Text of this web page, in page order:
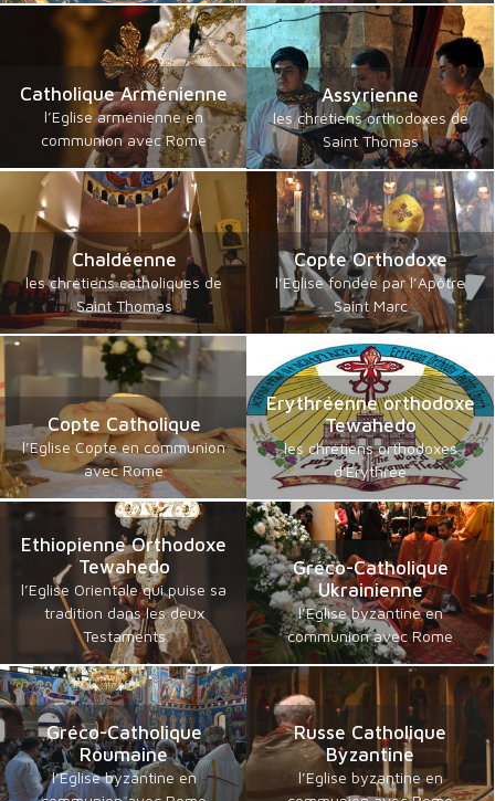
Catholique Arménienne
l’Eglise arménienne en
communion avec Rome
Assyrienne
les chrétiens orthodoxes de
Saint Thomas
Chaldéenne
les chrétiens catholiques de
Saint Thomas
Copte Orthodoxe
l’Eglise fondée par l’Apôtre
Saint Marc
Copte Catholique
l’Eglise Copte en communion
avec Rome
Erythréenne orthodoxe
Tewahedo
les chrétiens orthodoxes
d'Erythrée
Ethiopienne Orthodoxe
Tewahedo
l’Eglise Orientale qui puise sa
tradition dans les deux
Testaments
Gréco-Catholique
Ukrainienne
l’Eglise byzantine en
communion avec Rome
Gréco-Catholique
Roumaine
l’Eglise byzantine en
Russe Catholique
Byzantine
l’Eglise byzantine en